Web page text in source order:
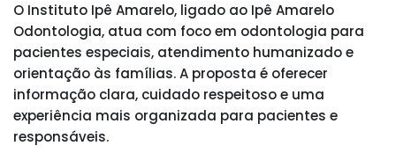
O Instituto Ipê Amarelo, ligado ao Ipê Amarelo
Odontologia, atua com foco em odontologia para
pacientes especiais, atendimento humanizado e
orientação às famílias. A proposta é oferecer
informação clara, cuidado respeitoso e uma
experiência mais organizada para pacientes e
responsáveis.